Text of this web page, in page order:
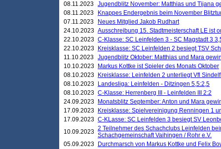
08.11.2023 Jugendblitz November: Matthias und Tijana
08.11.2023
Knappes Endergebnis beim November
07.11.2023
Neues Mitglied Jakob Rudhart
24.10.2023 Ausschreibung 15. Stadtmeisterschaft LE ist
22.10.2023 C-Klasse: SC Leinfelden 3 - SC Magstadt 3
22.10.2023
Kreisklasse: SC Leinfelden 2 besiegt TSV
11.10.2023 Jugendblitz Oktober: Matthias und Mara
10.10.2023
Markus Kottke ist Spieler des Monats Oktober
08.10.2023
Kreisklasse: Leinfelden 2 unterliegt Vfl
08.10.2023
Landesliga: Leinfelden - Ditzingen 5,5:2,5
08.10.2023 C-Klasse: Herrenberg III - Leinfelden III 2:2
24.09.2023
Monatsblitz September: Anton und Mara
17.09.2023
Kreisklasse: Spielvereinigung Renningen 1
17.09.2023 C-KLasse: SC Leinfelden 3 besiegt SV
10.09.2023 2 Teilnehmer des Schachclubs Leinfelden
Schachgemeinschaft Vaihingen / Rohr e.V.
05.09.2023
Durchmarsch von Markus Kottke und Felix